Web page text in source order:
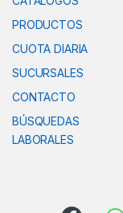
PRODUCTOS
CUOTA DIARIA
SUCURSALES
CONTACTO
BÚSQUEDAS
LABORALES